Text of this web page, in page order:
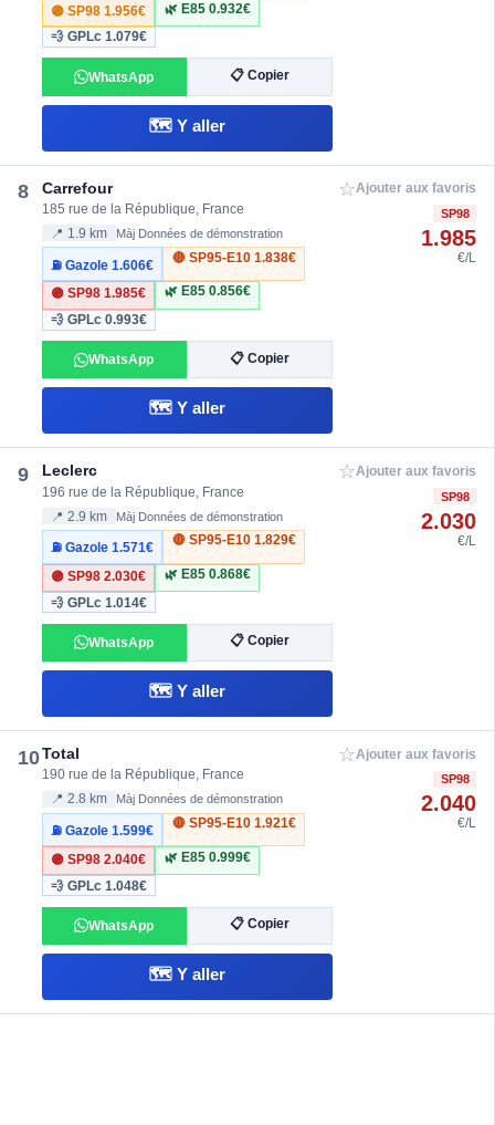
🟣 SP981.956€ 🌿 E85 0.932€
💨 GPLc1.079€
WhatsApp 📋 Copier
🗺️ Y aller
8 Carrefour
185 rue de la République, France
📍 1.9 km Màj Données de démonstration
⛽ Gazole1.606€
🔴 SP95-E10 1.838€
🟣 SP981.985€ 🌿 E85 0.856€
💨 GPLc0.993€
WhatsApp 📋 Copier
🗺️ Y aller
☆Ajouter aux favoris
SP98
1.985
€/L
9 Leclerc
196 rue de la République, France
📍 2.9 km Màj Données de démonstration
⛽ Gazole1.571€
🔴 SP95-E10 1.829€
🟣 SP982.030€ 🌿 E85 0.868€
💨 GPLc1.014€
WhatsApp 📋 Copier
🗺️ Y aller
☆Ajouter aux favoris
SP98
2.030
€/L
10Total
190 rue de la République, France
📍 2.8 km Màj Données de démonstration
⛽ Gazole1.599€
🔴 SP95-E10 1.921€
🟣 SP982.040€ 🌿 E85 0.999€
💨 GPLc1.048€
WhatsApp 📋 Copier
🗺️ Y aller
☆Ajouter aux favoris
SP98
2.040
€/L